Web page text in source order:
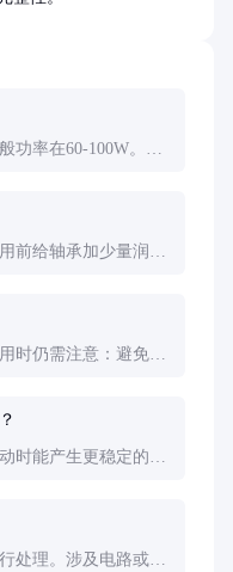
功率在60-100W。但
前给轴承加少量润滑
时仍需注意：避免儿
时能产生更稳定的气
处理。涉及电路或电